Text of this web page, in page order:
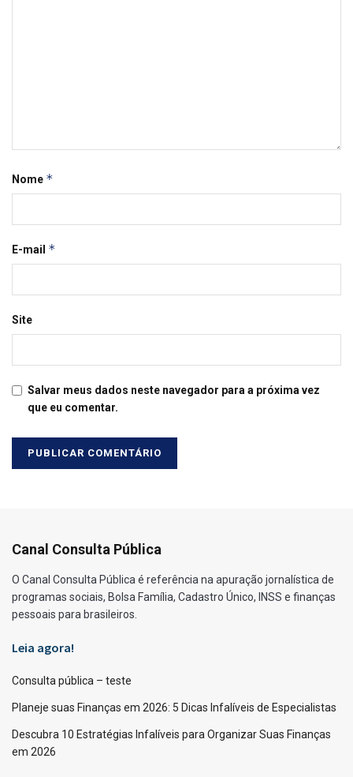
Nome *
E-mail *
Site
Salvar meus dados neste navegador para a próxima vez
que eu comentar.
Canal Consulta Pública
O Canal Consulta Pública é referência na apuração jornalística de
programas sociais, Bolsa Família, Cadastro Único, INSS e finanças
pessoais para brasileiros.
Leia agora!
Consulta pública – teste
Planeje suas Finanças em 2026: 5 Dicas Infalíveis de Especialistas
Descubra 10 Estratégias Infalíveis para Organizar Suas Finanças
em 2026